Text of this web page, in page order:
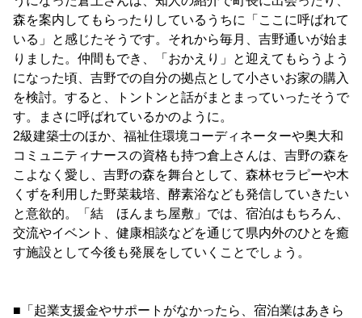
森を案内してもらったりしているうちに「ここに呼ばれて
いる」と感じたそうです。それから毎月、吉野通いが始ま
りました。仲間もでき、「おかえり」と迎えてもらうよう
になった頃、吉野での自分の拠点として小さいお家の購入
を検討。すると、トントンと話がまとまっていったそうで
す。まさに呼ばれているかのように。
2級建築士のほか、福祉住環境コーディネーターや奥大和
コミュニティナースの資格も持つ倉上さんは、吉野の森を
こよなく愛し、吉野の森を舞台として、森林セラピーや木
くずを利用した野菜栽培、酵素浴なども発信していきたい
と意欲的。「結 ほんまち屋敷」では、宿泊はもちろん、
交流やイベント、健康相談などを通じて県内外のひとを癒
す施設として今後も発展をしていくことでしょう。
■「起業支援金やサポートがなかったら、宿泊業はあきら